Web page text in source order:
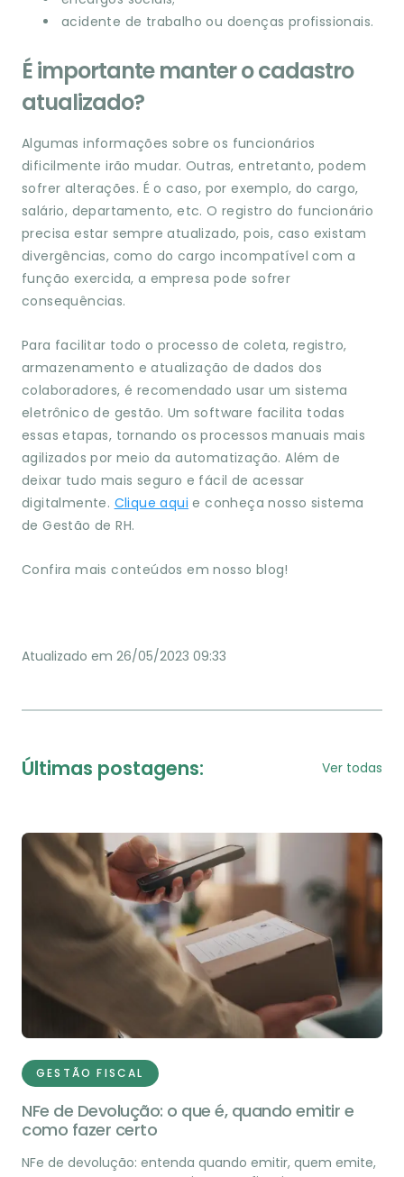
acidente de trabalho ou doenças profissionais.
É importante manter o cadastro
atualizado?
Algumas informações sobre os funcionários
dificilmente irão mudar. Outras, entretanto, podem
sofrer alterações. É o caso, por exemplo, do cargo,
salário, departamento, etc. O registro do funcionário
precisa estar sempre atualizado, pois, caso existam
divergências, como do cargo incompatível com a
função exercida, a empresa pode sofrer
consequências.
Para facilitar todo o processo de coleta, registro,
armazenamento e atualização de dados dos
colaboradores, é recomendado usar um sistema
eletrônico de gestão. Um software facilita todas
essas etapas, tornando os processos manuais mais
agilizados por meio da automatização. Além de
deixar tudo mais seguro e fácil de acessar
digitalmente. Clique aqui e conheça nosso sistema
de Gestão de RH.
Confira mais conteúdos em nosso blog!
Atualizado em 26/05/2023 09:33
Últimas postagens: Ver todas
GESTÃO FISCAL
NFe de Devolução: o que é, quando emitir e
como fazer certo
NFe de devolução: entenda quando emitir, quem emite,